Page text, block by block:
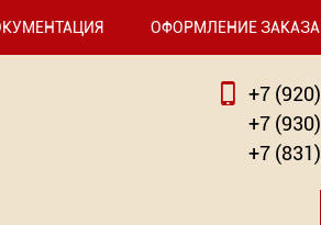
ОФОРМЛЕНИЕ ЗАКАЗА
+7 (920)
+7 (930)
+7 (831)